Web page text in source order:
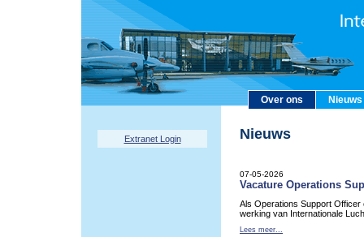
Over ons Nieuws
Extranet Login Nieuws
07-05-2026
Vacature Operations
Als Operations Support Officer
werking van Internationale
Lees meer...